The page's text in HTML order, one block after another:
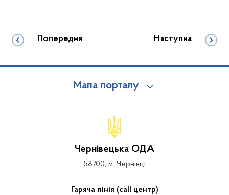
Попередня Наступна
Мапа порталу
Чернівецька ОДА
58700, м. Чернівці
Гаряча лінія (call центр)